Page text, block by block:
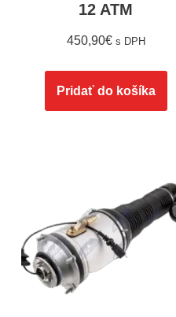
12 ATM
450,90€ s DPH
Pridať do košíka